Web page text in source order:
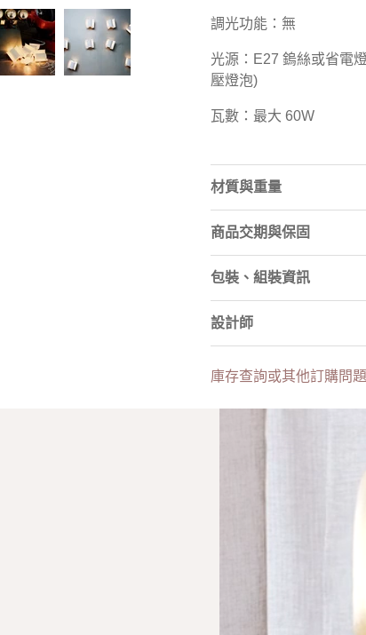
調光功能：無
光源：E27 鎢絲或省電
壓燈泡)
瓦數：最大 60W
材質與重量
商品交期與保固
包裝、組裝資訊
設計師
庫存查詢或其他訂購問